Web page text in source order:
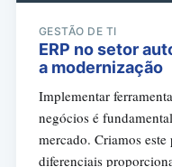
GESTÃO DE TI
ERP no setor
a modernização
Implementar
negócios é
mercado. Criamos
diferenciais